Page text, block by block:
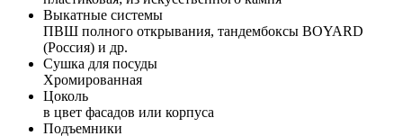
Выкатные системы
ПВШ полного открывания, тандембоксы BOYARD
(Россия) и др.
Сушка для посуды
Хромированная
Цоколь
в цвет фасадов или корпуса
Подъемники